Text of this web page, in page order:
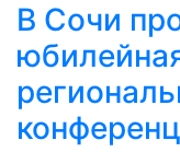
В Сочи